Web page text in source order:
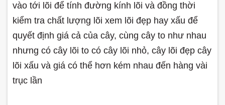
vào tới lõi để tính đường kính lõi và đồng thời
kiểm tra chất lượng lõi xem lõi đẹp hay xấu để
quyết định giá cả của cây, cùng cây to như nhau
nhưng có cây lõi to có cây lõi nhỏ, cây lõi đẹp cây
lõi xấu và giá có thể hơn kém nhau đến hàng vài
trục lần